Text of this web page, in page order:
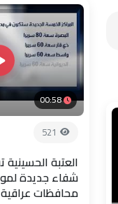
00:58
521
محافظات عراقية